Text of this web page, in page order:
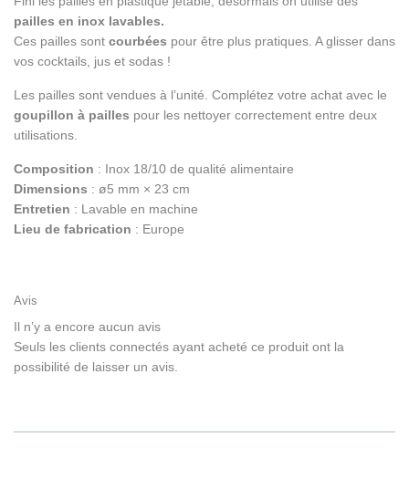
pailles en inox lavables.
Ces pailles sont courbées pour être plus pratiques. A glisser dans
vos cocktails, jus et sodas !
Les pailles sont vendues à l’unité. Complétez votre achat avec le
goupillon à pailles pour les nettoyer correctement entre deux
utilisations.
Composition : Inox 18/10 de qualité alimentaire
Dimensions : ø5 mm × 23 cm
Entretien : Lavable en machine
Lieu de fabrication : Europe
Avis
Il n’y a encore aucun avis
Seuls les clients connectés ayant acheté ce produit ont la
possibilité de laisser un avis.